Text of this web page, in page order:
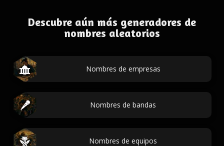
Descubre aún más generadores de
nombres aleatorios
Nombres de empresas
Nombres de bandas
Nombres de equipos